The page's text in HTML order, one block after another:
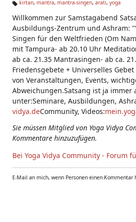
g
s:
kirtan, mantra, mantra-singen, arati, yoga
Willkommen zur Samstagabend
Ausbildungs-Zentrum und Ashram:
Singen für den Weltfrieden (Om
mit Tampura- ab 20.10 Uhr
ab ca. 21.35 Mantrasingen- ab ca.
Friedensgebete + Universelles
von Veranstaltungen, Events,
Abweichungen.Satsang ist ja
unter:Seminare, Ausbildungen,
vidya.deCommunity, Videos:
Sie müssen Mitglied von Yoga Vidya
Kommentare hinzuzufügen.
Bei Yoga Vidya Community - Forum
E-Mail an mich, wenn Personen einen Kommentar